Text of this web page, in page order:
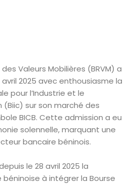
Valeurs Mobilières (BRVM) a
avril 2025 avec enthousiasme la
pour l’Industrie et le
(Biic) sur son marché des
BICB. Cette admission a eu
solennelle, marquant une
bancaire béninois.
le 28 avril 2025 la
à intégrer la Bourse